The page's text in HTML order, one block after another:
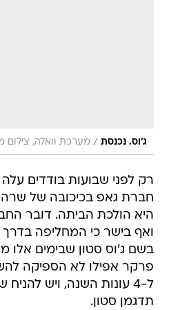
ג'וס. נכנסת / מערכת וואלה, צילום
רק לפני שבועות בודדים
חברת גאפ בכיכובה של
היא הולכת הביתה. דובר
בשם ג'וס סטון שבימים אלו
פרקר אפילו לא הספיקה
ל-4 עונות השנה, ויש
תדגמן סטון.